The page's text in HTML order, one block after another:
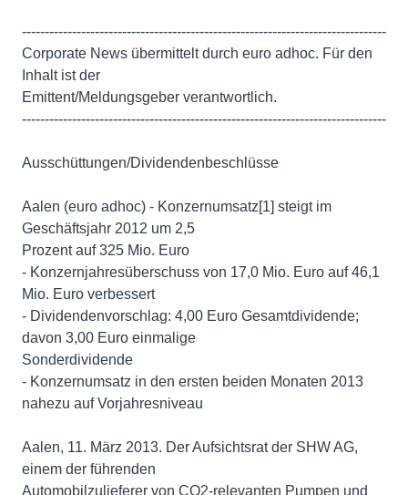
--------------------------------------------------------------------------------
Corporate News übermittelt durch euro adhoc. Für den
Inhalt ist der
Emittent/Meldungsgeber verantwortlich.
--------------------------------------------------------------------------------
Ausschüttungen/Dividendenbeschlüsse
Aalen (euro adhoc) - Konzernumsatz[1] steigt im
Geschäftsjahr 2012 um 2,5
Prozent auf 325 Mio. Euro
- Konzernjahresüberschuss von 17,0 Mio. Euro auf 46,1
Mio. Euro verbessert
- Dividendenvorschlag: 4,00 Euro Gesamtdividende;
davon 3,00 Euro einmalige
Sonderdividende
- Konzernumsatz in den ersten beiden Monaten 2013
nahezu auf Vorjahresniveau
Aalen, 11. März 2013. Der Aufsichtsrat der SHW AG,
einem der führenden
Automobilzulieferer von CO2-relevanten Pumpen und